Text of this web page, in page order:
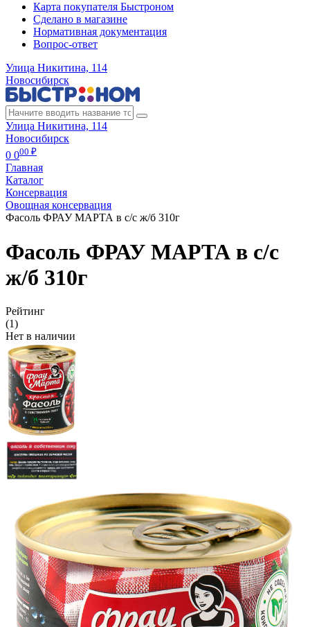
Карта покупателя Быстроном
Сделано в магазине
Нормативная документация
Вопрос-ответ
Улица Никитина, 114
Новосибирск
Улица Никитина, 114
Новосибирск
0 000 ₽
Главная
Каталог
Консервация
Овощная консервация
Фасоль ФРАУ МАРТА в с/с ж/б 310г
Фасоль ФРАУ МАРТА в с/с
ж/б 310г
Рейтинг
(1)
Нет в наличии